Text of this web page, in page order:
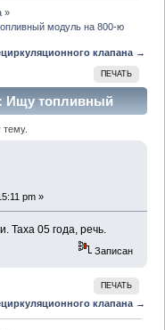
»
модуль на 800-ю
клапана →
ПЕЧАТЬ
Ищу топливный
раз)
тему.
pm »
Таха 05 года, речь.
Записан
ПЕЧАТЬ
клапана →